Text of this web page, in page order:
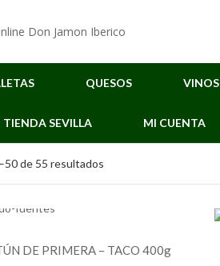
QUESOS VINOS
SEVILLA MI CUENTA
de 55 resultadosOrdenado
DE PRIMERA – TACO 400g